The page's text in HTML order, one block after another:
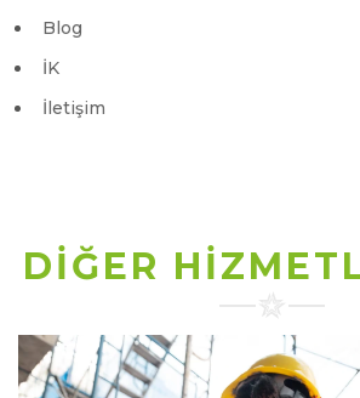
Blog
İK
İletişim
DİĞER